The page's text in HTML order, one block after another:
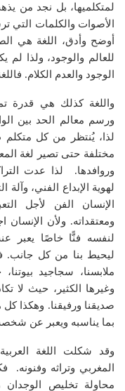
لمتكلميها، بل نجد من
الأصوات والكلمات التي
أوضح وأدق، اللغة هي
للعالم والوجود، ولذا لم
الوجود والعدم الكلام.
واللغة كذلك هي قدرة
ورسم معالم الحد بين
لذا، يُنتظر من كل متكلم
مختلفة حتى تصير لغة
وروافدها. لذا عدت
لهوية الإبداع الفني،
الإنسان الفن لأجل
ومعتقداته. ولأن
لنفسه فنًّا خاصًا يعبر
ليحيط بنا من كل جانب.
ملابسنا، سجاجيد بيوتنا،
وغيرها الكثير، حيث لا
صديقنا ورفيقنا. وهكذا
بما يناسبه ويعبر عن
وقد شكلت اللغة
المغربي وتراثه وفنونه.
محاولة تخليص